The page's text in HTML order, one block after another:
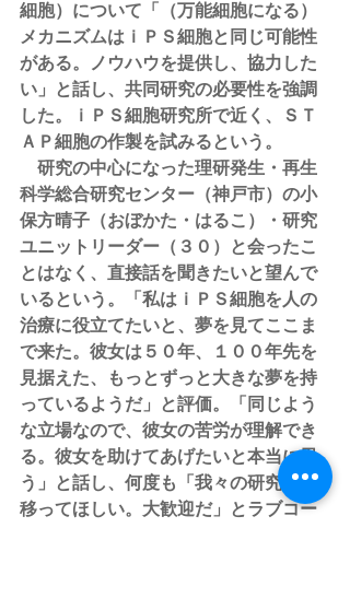
細胞）について「（万能細胞になる）
メカニズムはｉＰＳ細胞と同じ可能性
がある。ノウハウを提供し、協力した
い」と話し、共同研究の必要性を強調
した。ｉＰＳ細胞研究所で近く、ＳＴ
ＡＰ細胞の作製を試みるという。
研究の中心になった理研発生・再生
科学総合研究センター（神戸市）の小
保方晴子（おぼかた・はるこ）・研究
ユニットリーダー（３０）と会ったこ
とはなく、直接話を聞きたいと望んで
いるという。「私はｉＰＳ細胞を人の
治療に役立てたいと、夢を見てここま
で来た。彼女は５０年、１００年先を
見据えた、もっとずっと大きな夢を持
っているようだ」と評価。「同じよう
な立場なので、彼女の苦労が理解でき
る。彼女を助けてあげたいと本当に思
う」と話し、何度も「我々の研究所に
移ってほしい。大歓迎だ」とラブコー